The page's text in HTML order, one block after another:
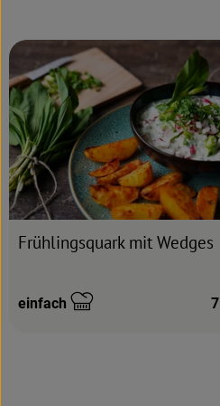
Frühlingsquark mit Wedges
Schwierigkeit:
einfach 7